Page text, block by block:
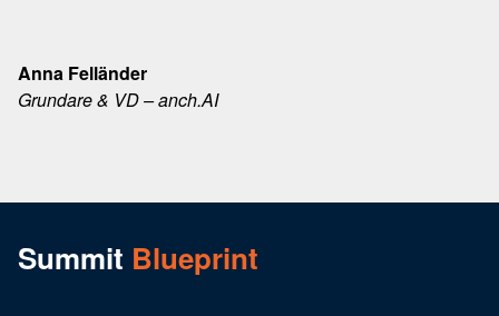
Anna Felländer
Grundare & VD – anch.AI
Summit Blueprint